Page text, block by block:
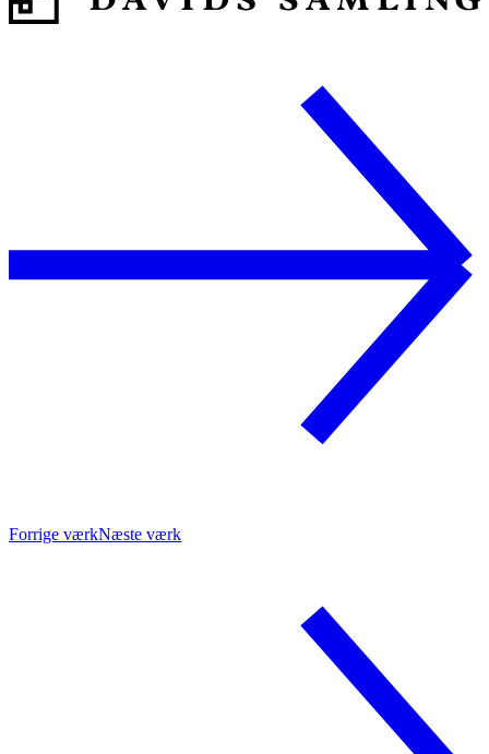
Forrige værkNæste værk